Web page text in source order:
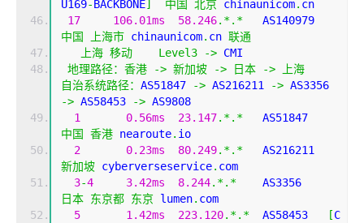
U169-BACKBONE] 中国 北京 chinaunicom. cn
17
106.01ms 58.246.*.*
中国
上海市 chinaunicom. cn 联通
上海 移动 Level3 -> CMI
地理路径：香港
-> 新加坡 -> 日本 ->
上海
自治系统路径： AS51847 -> AS216211 ->
-> AS58453 -> AS9808
1
0.56ms 23.147.*.*
中国
香港 nearoute. io
2
0.23ms 80.249.*.*
新加坡 cyberverseservice. com
3-4 3.42ms 8.244.*.*
日本 东京都 东京 lumen. com
5
1.42ms 223.120.*.*
  AS58453
[C